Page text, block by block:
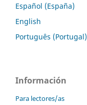
Español (España)
English
Português (Portugal)
Información
Para lectores/as